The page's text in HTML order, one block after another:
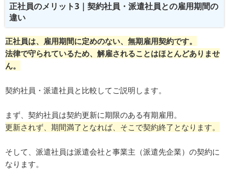
正社員のメリット3｜契約社員・派遣社員との雇用期間の
違い
正社員は、雇用期間に定めのない、無期雇用契約です。
法律で守られているため、解雇されることはほとんどありませ
ん。
契約社員・派遣社員と比較してご説明します。
まず、契約社員は契約更新に期限のある有期雇用。
更新されず、期間満了となれば、そこで契約終了となります。
そして、派遣社員は派遣会社と事業主（派遣先企業）の契約に
なります。